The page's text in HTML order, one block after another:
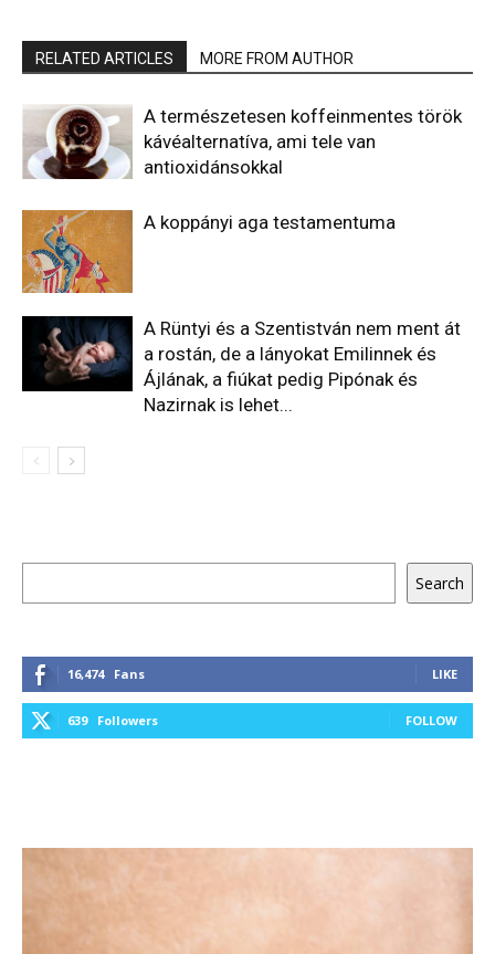
RELATED ARTICLES MORE FROM AUTHOR
A természetesen koffeinmentes török
kávéalternatíva, ami tele van
antioxidánsokkal
A koppányi aga testamentuma
A Rüntyi és a Szentistván nem ment át
a rostán, de a lányokat Emilinnek és
Ájlának, a fiúkat pedig Pipónak és
Nazirnak is lehet...
Search
16,474 Fans LIKE
639 Followers FOLLOW